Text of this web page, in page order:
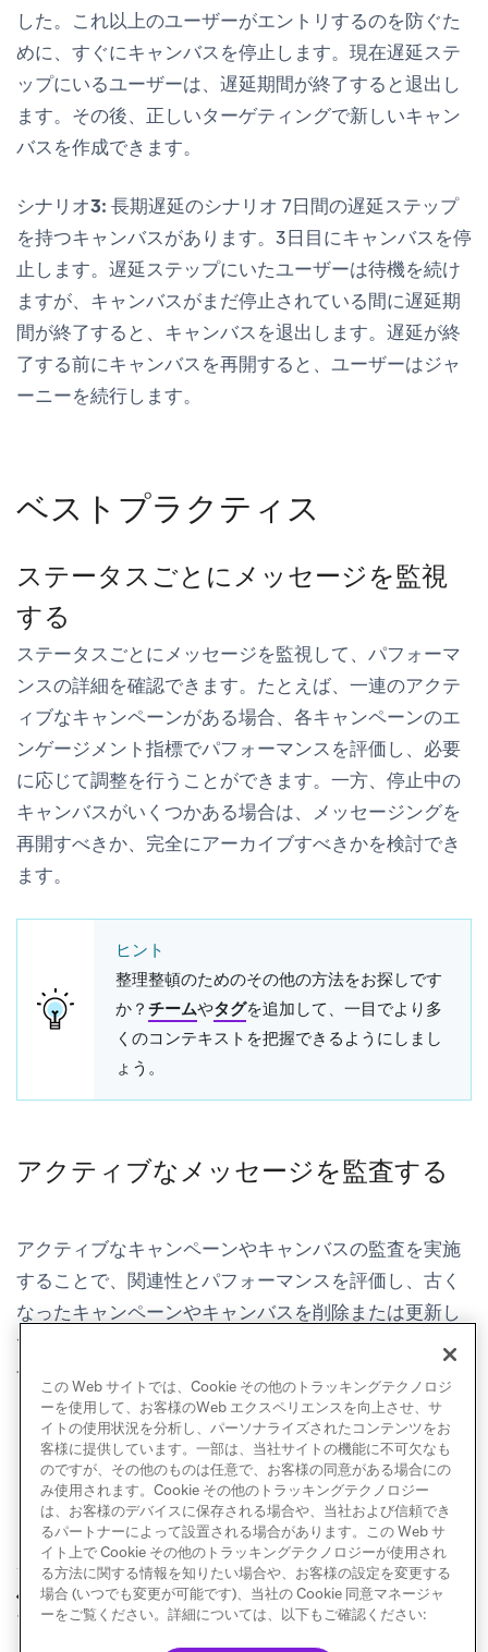
した。これ以上のユーザーがエントリするのを防ぐた
めに、すぐにキャンバスを停止します。現在遅延ステ
ップにいるユーザーは、遅延期間が終了すると退出し
ます。その後、正しいターゲティングで新しいキャン
バスを作成できます。
シナリオ3: 長期遅延のシナリオ 7日間の遅延ステップ
を持つキャンバスがあります。3日目にキャンバスを停
止します。遅延ステップにいたユーザーは待機を続け
ますが、キャンバスがまだ停止されている間に遅延期
間が終了すると、キャンバスを退出します。遅延が終
了する前にキャンバスを再開すると、ユーザーはジャ
ーニーを続行します。
ベストプラクティス
ステータスごとにメッセージを監視
する
ステータスごとにメッセージを監視して、パフォーマ
ンスの詳細を確認できます。たとえば、一連のアクテ
ィブなキャンペーンがある場合、各キャンペーンのエ
ンゲージメント指標でパフォーマンスを評価し、必要
に応じて調整を行うことができます。一方、停止中の
キャンバスがいくつかある場合は、メッセージングを
再開すべきか、完全にアーカイブすべきかを検討でき
ます。
ヒント
整理整頓のためのその他の方法をお探しです
か？ チームやタグを追加して、一目でより多
くのコンテキストを把握できるようにしまし
ょう。
アクティブなメッセージを監査する
アクティブなキャンペーンやキャンバスの監査を実施
することで、関連性とパフォーマンスを評価し、古く
なったキャンペーンやキャンバスを削除または更新し
て、メッセージングを常に新鮮に保つことができま
す。
前へ 共有可能なプレビュ
ー
次へ タグ
この Web サイトでは、Cookie その他のトラッキングテクノロジ
ーを使用して、お客様のWeb エクスペリエンスを向上させ、サ
イトの使用状況を分析し、パーソナライズされたコンテンツをお
客様に提供しています。一部は、当社サイトの機能に不可欠なも
のですが、その他のものは任意で、お客様の同意がある場合にの
み使用されます。Cookie その他のトラッキングテクノロジー
は、お客様のデバイスに保存される場合や、当社および信頼でき
るパートナーによって設置される場合があります。この Web サ
イト上で Cookie その他のトラッキングテクノロジーが使用され
る方法に関する情報を知りたい場合や、お客様の設定を変更する
場合 (いつでも変更が可能です)、当社の Cookie 同意マネージャ
ーをご覧ください。詳細については、以下もご確認ください: